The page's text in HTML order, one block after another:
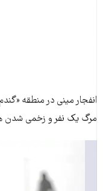
انفجار مينی در منطقه
مرگ یک نفر و زخمی شدن